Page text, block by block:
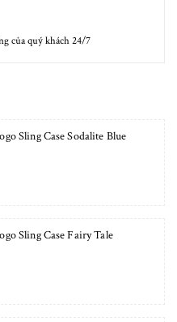
của quý khách 24/7
Sling Case Sodalite Blue
Sling Case Fairy Tale